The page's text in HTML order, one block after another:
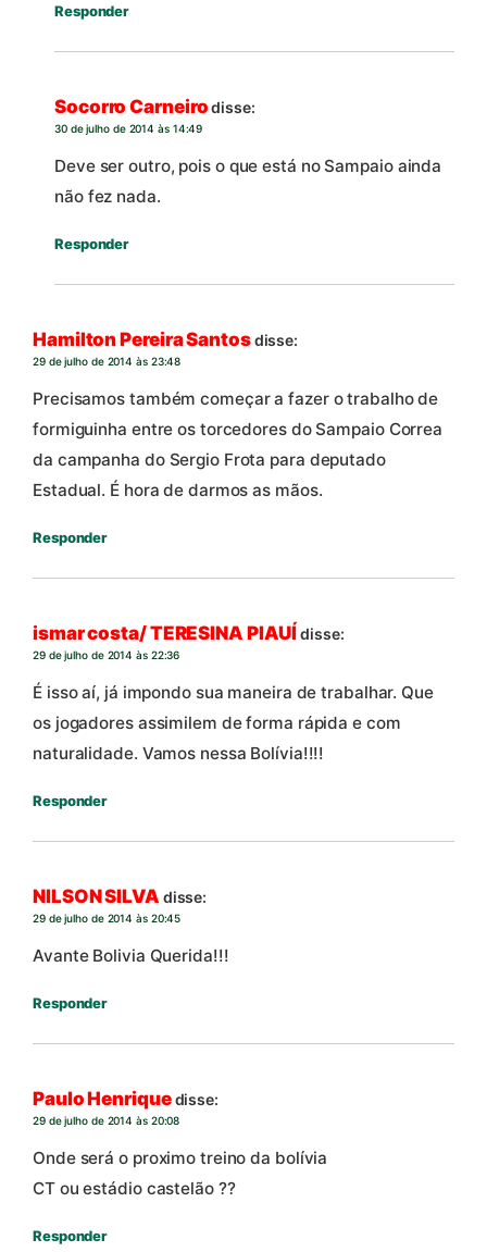
Responder
Socorro Carneirodisse:
30 de julho de 2014 às 14:49
Deve ser outro, pois o que está no Sampaio ainda
não fez nada.
Responder
Hamilton Pereira Santosdisse:
29 de julho de 2014 às 23:48
Precisamos também começar a fazer o trabalho de
formiguinha entre os torcedores do Sampaio Correa
da campanha do Sergio Frota para deputado
Estadual. É hora de darmos as mãos.
Responder
ismar costa/ TERESINA PIAUÍdisse:
29 de julho de 2014 às 22:36
É isso aí, já impondo sua maneira de trabalhar. Que
os jogadores assimilem de forma rápida e com
naturalidade. Vamos nessa Bolívia!!!!
Responder
NILSON SILVA disse:
29 de julho de 2014 às 20:45
Avante Bolivia Querida!!!
Responder
Paulo Henriquedisse:
29 de julho de 2014 às 20:08
Onde será o proximo treino da bolívia
CT ou estádio castelão ??
Responder